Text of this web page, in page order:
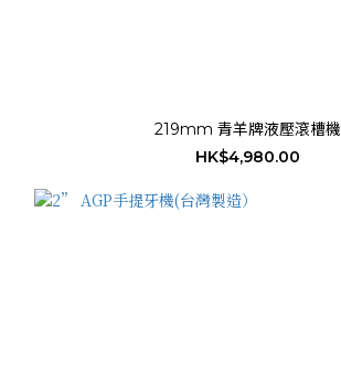
219mm 青羊牌液壓滾槽機
HK$4,980.00